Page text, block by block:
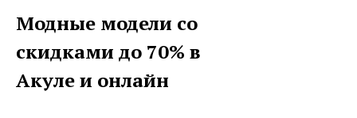
Модные модели со
скидками до 70% в
Акуле и онлайн